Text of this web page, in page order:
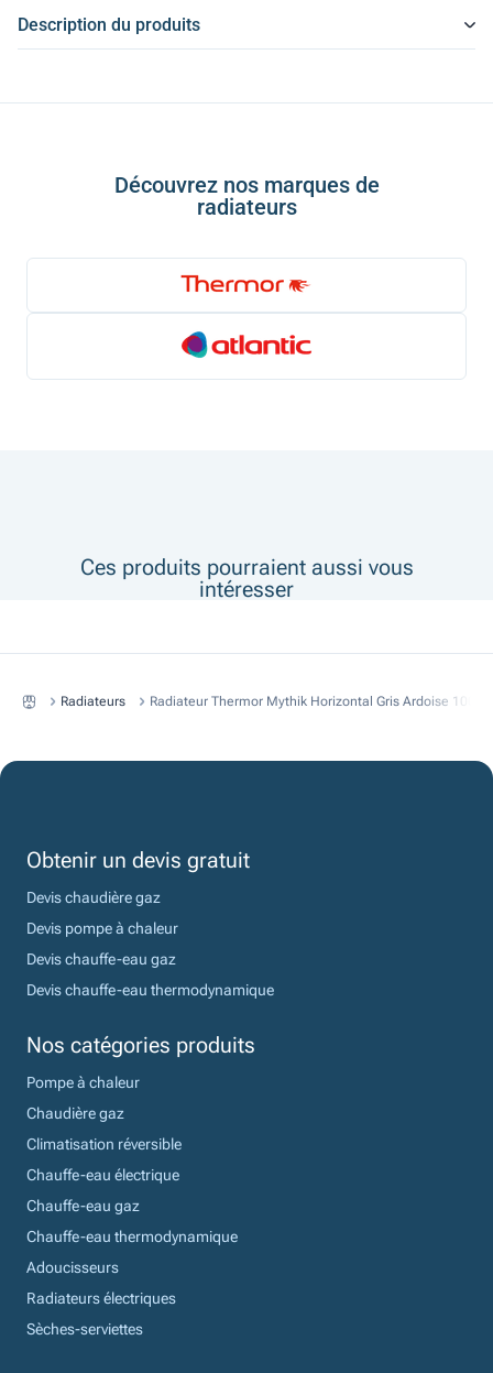
Description du produits
Découvrez nos marques de
radiateurs
Ces produits pourraient aussi vous
intéresser
Radiateurs Radiateur Thermor Mythik Horizontal Gris Ardoise
Obtenir un devis gratuit
Devis chaudière gaz
Devis pompe à chaleur
Devis chauffe-eau gaz
Devis chauffe-eau thermodynamique
Nos catégories produits
Pompe à chaleur
Chaudière gaz
Climatisation réversible
Chauffe-eau électrique
Chauffe-eau gaz
Chauffe-eau thermodynamique
Adoucisseurs
Radiateurs électriques
Sèches-serviettes